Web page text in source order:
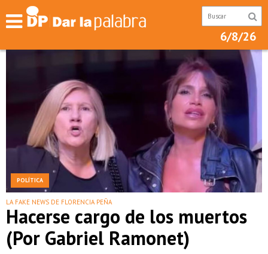
6/8/26
POLÍTICA
LA FAKE NEWS DE FLORENCIA PEÑA
Hacerse cargo de los muertos
(Por Gabriel Ramonet)